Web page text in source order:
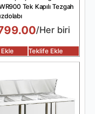
Tek Kapılı Tezgah
/Her biri
Teklife Ekle